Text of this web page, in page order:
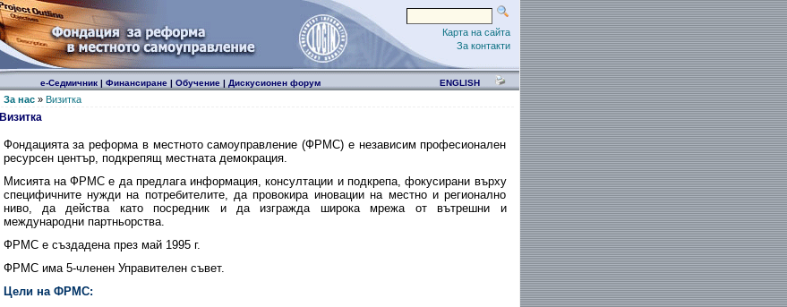
Карта на сайта
За контакти
е-Седмичник| Финансиране| Обучение| Дискусионен форум ENGLISH
За нас» Визитка
Визитка
Фондацията за реформа в местното самоуправление (ФРМС) е независим професионален
ресурсен център, подкрепящ местната демокрация.
Мисията на ФРМС е да предлага информация, консултации и подкрепа, фокусирани върху
специфичните нужди на потребителите, да провокира иновации на местно и регионално
ниво, да
действа като посредник и да изгражда широка мрежа от вътрешни и
международни партньорства.
ФРМС е създадена през май 1995 г.
ФРМС има 5-членен Управителен съвет.
Цели на ФРМС: